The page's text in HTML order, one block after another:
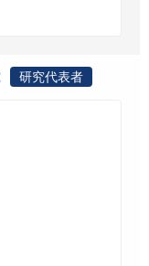
研究代表者